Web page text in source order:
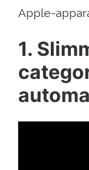
Apple-
1.